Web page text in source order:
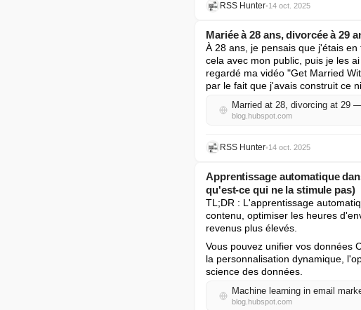
RSS Hunter•14 oct. 2025
Mariée à 28 ans, divorcée à 29
À 28 ans, je pensais que j'étais
cela avec mon public, puis je les
regardé ma vidéo "Get Married
par le fait que j'avais construit ce
Married at 28, divorcing at 29
blog.hubspot.com
RSS Hunter•14 oct. 2025
Apprentissage automatique
qu'est-ce qui ne la stimule pas)
TL;DR : L'apprentissage
contenu, optimiser les heures
revenus plus élevés.
Vous pouvez unifier vos données
la personnalisation dynamique,
science des données.
Machine learning in email
blog.hubspot.com